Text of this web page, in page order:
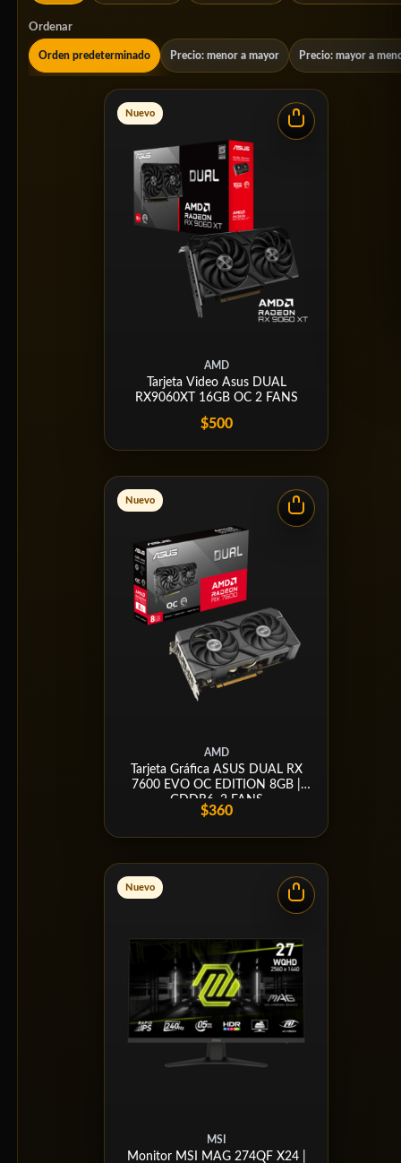
Ordenar
Orden predeterminado Precio: menor a mayor Precio: mayor a
Nuevo
AMD
Tarjeta Video Asus DUAL
RX9060XT 16GB OC 2 FANS
$500
Nuevo
AMD
Tarjeta Gráfica ASUS DUAL RX
7600 EVO OC EDITION 8GB |
GDDR6, 2 FANS
$360
Nuevo
MSI
Monitor MSI MAG 274QF X24 |